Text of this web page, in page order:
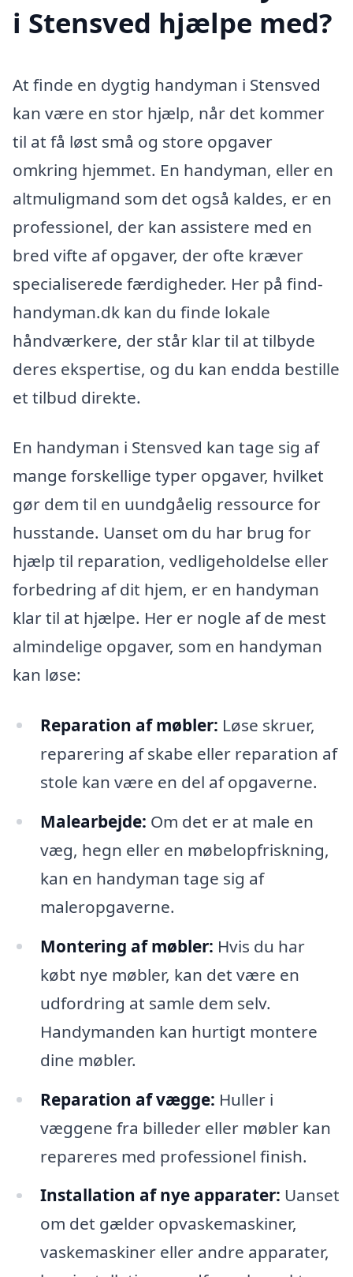
i Stensved hjælpe med?
At finde en dygtig handyman i Stensved
kan være en stor hjælp, når det kommer
til at få løst små og store opgaver
omkring hjemmet. En handyman, eller en
altmuligmand som det også kaldes, er en
professionel, der kan assistere med en
bred vifte af opgaver, der ofte kræver
specialiserede færdigheder. Her på find-
handyman.dk kan du finde lokale
håndværkere, der står klar til at tilbyde
deres ekspertise, og du kan endda bestille
et tilbud direkte.
En handyman i Stensved kan tage sig af
mange forskellige typer opgaver, hvilket
gør dem til en uundgåelig ressource for
husstande. Uanset om du har brug for
hjælp til reparation, vedligeholdelse eller
forbedring af dit hjem, er en handyman
klar til at hjælpe. Her er nogle af de mest
almindelige opgaver, som en handyman
kan løse:
Reparation af møbler: Løse skruer,
reparering af skabe eller reparation af
stole kan være en del af opgaverne.
Malearbejde: Om det er at male en
væg, hegn eller en møbelopfriskning,
kan en handyman tage sig af
maleropgaverne.
Montering af møbler: Hvis du har
købt nye møbler, kan det være en
udfordring at samle dem selv.
Handymanden kan hurtigt montere
dine møbler.
Reparation af vægge: Huller i
væggene fra billeder eller møbler kan
repareres med professionel finish.
Installation af nye apparater: Uanset
om det gælder opvaskemaskiner,
vaskemaskiner eller andre apparater,